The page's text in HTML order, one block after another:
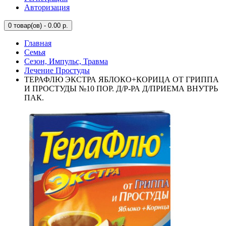
Авторизация
0 товар(ов) - 0.00 р.
Главная
Семья
Сезон, Импульс, Травма
Лечение Простуды
ТЕРАФЛЮ ЭКСТРА ЯБЛОКО+КОРИЦА ОТ ГРИППА
И ПРОСТУДЫ №10 ПОР. Д/Р-РА Д/ПРИЕМА ВНУТРЬ
ПАК.